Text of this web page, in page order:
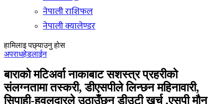
नेपाली राशिफल
नेपाली क्यालेण्डर
हामिलाइ पछ्याउनु होस
अपराधहेडलाईन
बाराको मटिअर्वा नाकाबाट सशस्त्र प्रहरीको
संलग्नतामा तस्करी, डीएसपीले लिन्छन महिनावारी,
सिपाही-हवलदारले उठाउँछन डीउटी खर्च ,एसपी मौन